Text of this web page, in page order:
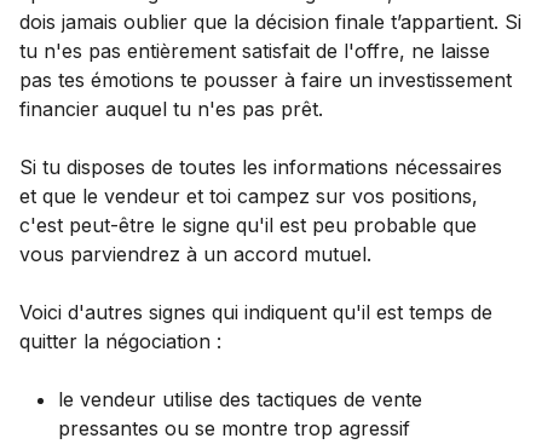
dois jamais oublier que la décision finale t’appartient. Si
tu n'es pas entièrement satisfait de l'offre, ne laisse
pas tes émotions te pousser à faire un investissement
financier auquel tu n'es pas prêt.
Si tu disposes de toutes les informations nécessaires
et que le vendeur et toi campez sur vos positions,
c'est peut-être le signe qu'il est peu probable que
vous parviendrez à un accord mutuel.
Voici d'autres signes qui indiquent qu'il est temps de
quitter la négociation :
le vendeur utilise des tactiques de vente
pressantes ou se montre trop agressif